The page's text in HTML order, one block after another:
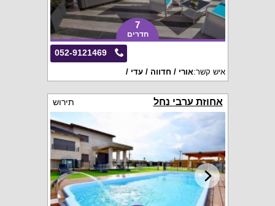
7
חדרים
052-9121469
איש קשר:אורי / חדווה / עדי /
אחוזת ערבי נחל תירוש